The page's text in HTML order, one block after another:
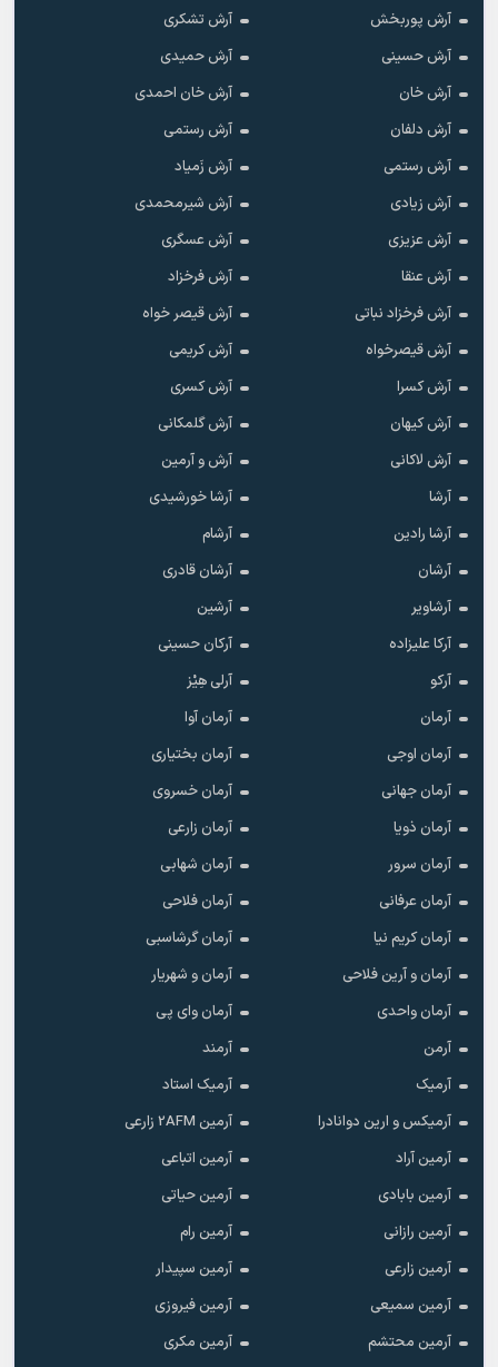
آرش پوربخش
آرش تشکری
آرش حسینی
آرش حمیدی
آرش خان
آرش خان احمدی
آرش دلفان
آرش رستمى
آرش رستمی
آرش زَمیاد
آرش زیادی
آرش شیرمحمدی
آرش عزیزی
آرش عسگری
آرش عنقا
آرش فرخزاد
آرش فرخزاد نباتی
آرش قیصر خواه
آرش قیصرخواه
آرش کریمی
آرش کسرا
آرش کسری
آرش کیهان
آرش گلمکانی
آرش لاکانی
آرش و آرمین
آرشا
آرشا خورشیدی
آرشا رادین
آرشام
آرشان
آرشان قادری
آرشاویر
آرشین
آرکا علیزاده
آرکان حسینی
آرکو
آرلی هِیْز
آرمان
آرمان آوا
آرمان اوجی
آرمان بختیاری
آرمان جهانی
آرمان خسروی
آرمان ذویا
آرمان زارعی
آرمان سرور
آرمان شهابی
آرمان عرفانی
آرمان فلاحی
آرمان کریم نیا
آرمان گرشاسبی
آرمان و آرین فلاحی
آرمان و شهریار
آرمان واحدی
آرمان وای پی
آرمن
آرمند
آرمیک
آرمیک استاد
آرمیکس و ارین دوانادرا
آرمین 2AFM زارعی
آرمین آراد
آرمین اتباعی
آرمین بابادی
آرمین حیاتی
آرمین رازانی
آرمین رام
آرمین زارعی
آرمین سپیدار
آرمین سمیعی
آرمین فیروزی
آرمین محتشم
آرمین مکری